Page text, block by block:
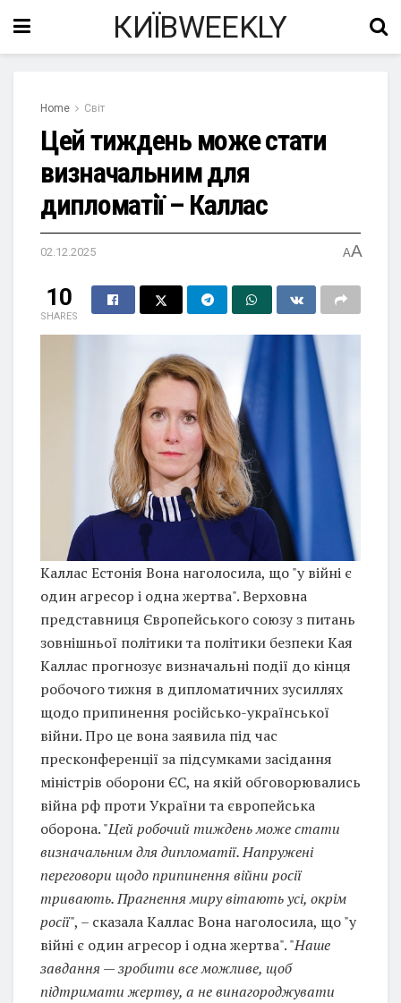
КИЇВWEEKLY
Home Світ
Цей тиждень може стати
визначальним для
дипломатії – Каллас
02.12.2025 AA
10
SHARES
Каллас Естонія Вона наголосила, що "у війні є
один агресор і одна жертва". Верховна
представниця Європейського союзу з питань
зовнішньої політики та політики безпеки Кая
Каллас прогнозує визначальні події до кінця
робочого тижня в дипломатичних зусиллях
щодо припинення російсько-української
війни. Про це вона заявила під час
пресконференції за підсумками засідання
міністрів оборони ЄС, на якій обговорювались
війна рф проти України та європейська
оборона. "Цей робочий тиждень може стати
визначальним для дипломатії. Напружені
переговори щодо припинення війни росії
тривають. Прагнення миру вітають усі, окрім
росії", – сказала Каллас Вона наголосила, що "у
війні є один агресор і одна жертва". "Наше
завдання — зробити все можливе, щоб
підтримати жертву, а не винагороджувати